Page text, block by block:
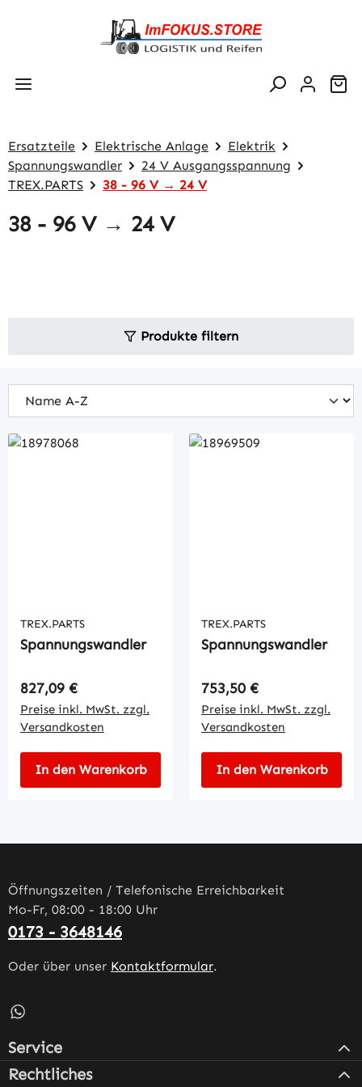
Zum Hauptinhalt springen
Ersatzteile Elektrische Anlage
Elektrik
Spannungswandler
24 V Ausgangsspannung
TREX.PARTS
38 - 96 V → 24 V
38 - 96 V → 24 V
Produkte filtern
TREX.PARTS
Spannungswandler
Regulärer Preis:
827,09 €
Preise inkl. MwSt. zzgl.
Versandkosten
In den Warenkorb
TREX.PARTS
Spannungswandler
Regulärer Preis:
753,50 €
Preise inkl. MwSt. zzgl.
Versandkosten
In den Warenkorb
Öffnungszeiten / Telefonische Erreichbarkeit
Mo-Fr, 08:00 - 18:00 Uhr
0173 - 3648146
Oder über unser Kontaktformular.
Schreib uns auf WhatsApp – öffnet in neuem Tab
Service
Rechtliches